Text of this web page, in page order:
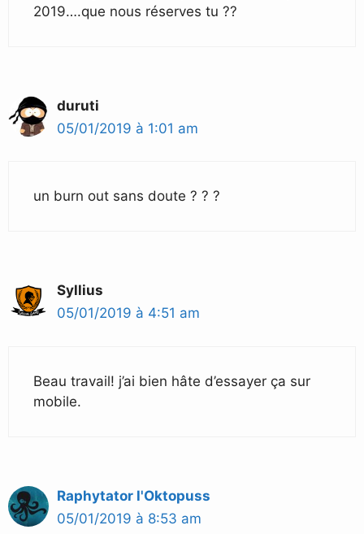
2019….que nous réserves tu ??
duruti
05/01/2019 à 1:01 am
un burn out sans doute ? ? ?
Syllius
05/01/2019 à 4:51 am
Beau travail! j’ai bien hâte d’essayer ça sur
mobile.
Raphytator l'Oktopuss
05/01/2019 à 8:53 am